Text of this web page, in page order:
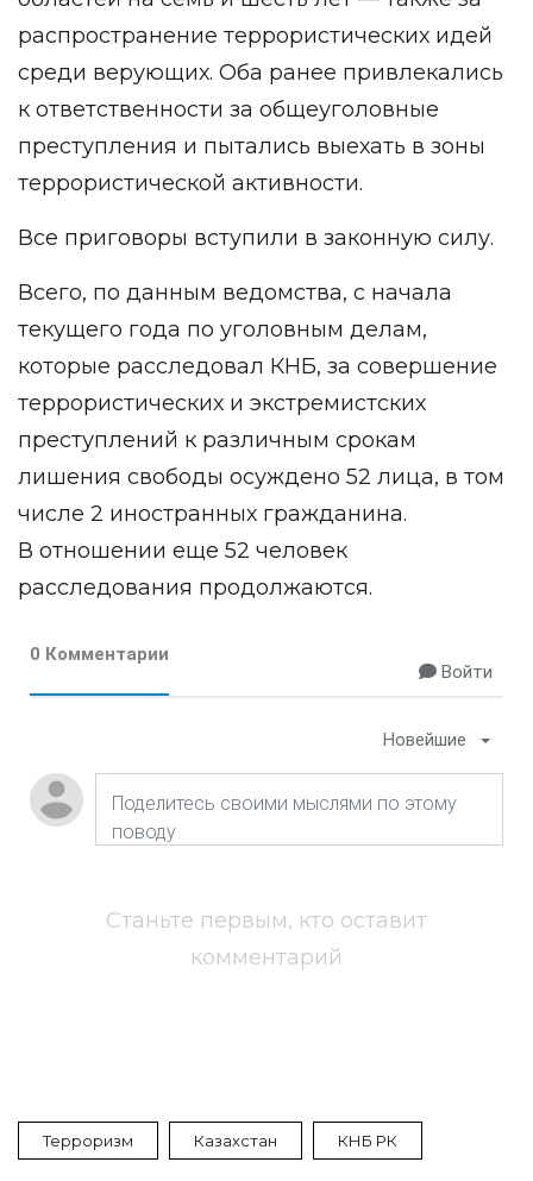
распространение террористических идей
среди верующих. Оба ранее привлекались
к ответственности за общеуголовные
преступления и пытались выехать в зоны
террористической активности.
Все приговоры вступили в законную силу.
Всего, по данным ведомства, с начала
текущего года по уголовным делам,
которые расследовал КНБ, за совершение
террористических и экстремистских
преступлений к различным срокам
лишения свободы осуждено 52 лица, в том
числе 2 иностранных гражданина.
В отношении еще 52 человек
расследования продолжаются.
0 Комментарии
Войти
Новейшие
Станьте первым, кто оставит
комментарий
Терроризм Казахстан КНБ РК